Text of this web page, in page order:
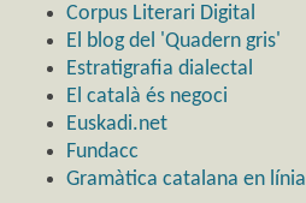
Corpus Literari Digital
El blog del 'Quadern gris'
Estratigrafia dialectal
El català és negoci
Euskadi.net
Fundacc
Gramàtica catalana en línia